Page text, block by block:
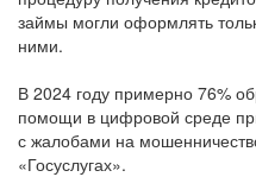
займы могли оформлять
ними.
В 2024 году примерно 76%
помощи в цифровой среде
с жалобами на
«Госуслугах».